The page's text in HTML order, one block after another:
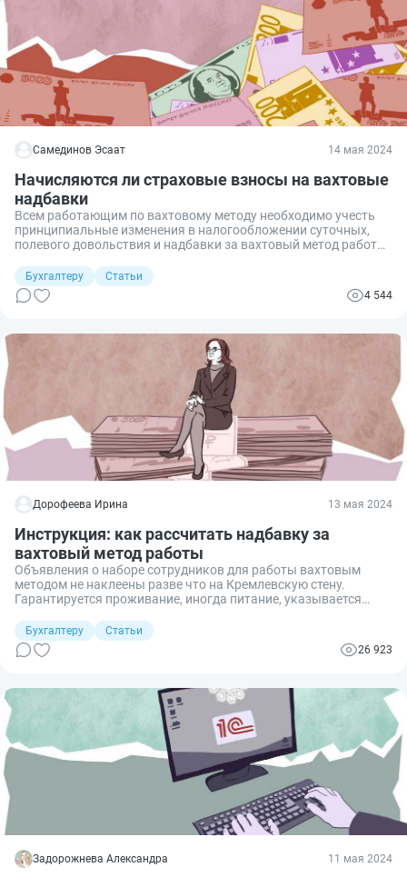
Самединов Эсаат 14 мая 2024
Начисляются ли страховые взносы на вахтовые
надбавки
Всем работающим по вахтовому методу необходимо учесть
принципиальные изменения в налогообложении суточных,
полевого довольствия и надбавки за вахтовый метод работы,
31.07.2023 № 389-ФЗ. Рассмотрим, как теперь облагаются эти
компенсационные выплаты, и нужно ли начислять на них
страховые взносы, включая страховые взносы на
Бухгалтеру
Статьи
4 544
Дорофеева Ирина 13 мая 2024
Инструкция: как рассчитать надбавку за
вахтовый метод работы
Объявления о наборе сотрудников для работы вахтовым
методом не наклеены разве что на Кремлевскую стену.
Гарантируется проживание, иногда питание, указывается
обстоят дела с надбавкой за вахтовый труд. Расскажем, кому
и за что полагается и как начисляется эта доплата.
Бухгалтеру
Статьи
26 923
Задорожнева Александра 11 мая 2024